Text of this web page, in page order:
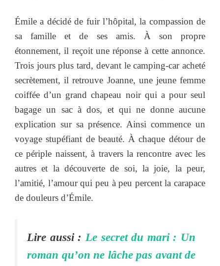
Émile a décidé de fuir l’hôpital, la compassion de
sa famille et de ses amis. À son propre
étonnement, il reçoit une réponse à cette annonce.
Trois jours plus tard, devant le camping-car acheté
secrètement, il retrouve Joanne, une jeune femme
coiffée d’un grand chapeau noir qui a pour seul
bagage un sac à dos, et qui ne donne aucune
explication sur sa présence. Ainsi commence un
voyage stupéfiant de beauté. À chaque détour de
ce périple naissent, à travers la rencontre avec les
autres et la découverte de soi, la joie, la peur,
l’amitié, l’amour qui peu à peu percent la carapace
de douleurs d’Émile.
Lire aussi : Le secret du mari : Un
roman qu’on ne lâche pas avant de